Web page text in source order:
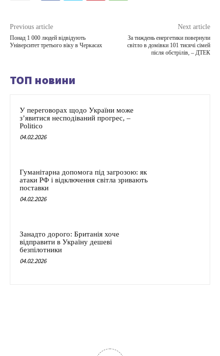
Previous article
Понад 1 000 людей відвідують
Університет третього віку в Черкасах
Next article
За тиждень енергетики повернули
світло в домівки 101 тисячі сімей
після обстрілів, – ДТЕК
ТОП новини
У переговорах щодо України може
з’явитися несподіваний прогрес, –
Politico
04.02.2026
Гуманітарна допомога під загрозою: як
атаки РФ і відключення світла зривають
поставки
04.02.2026
Занадто дорого: Британія хоче
відправити в Україну дешеві
безпілотники
04.02.2026